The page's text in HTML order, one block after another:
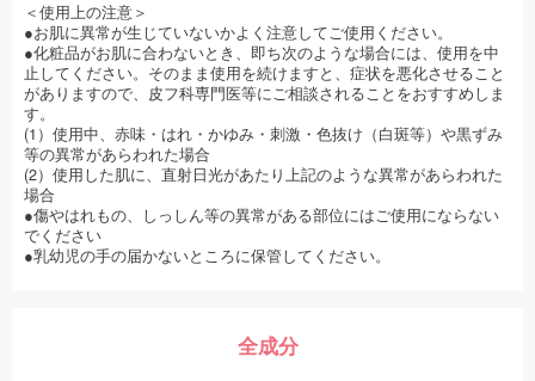
＜使用上の注意＞
●お肌に異常が生じていないかよく注意してご使用ください。
●化粧品がお肌に合わないとき、即ち次のような場合には、使用を中
止してください。そのまま使用を続けますと、症状を悪化させること
がありますので、皮フ科専門医等にご相談されることをおすすめしま
す。
(1）使用中、赤味・はれ・かゆみ・刺激・色抜け（白斑等）や黒ずみ
等の異常があらわれた場合
(2）使用した肌に、直射日光があたり上記のような異常があらわれた
場合
●傷やはれもの、しっしん等の異常がある部位にはご使用にならない
でください
●乳幼児の手の届かないところに保管してください。
全成分